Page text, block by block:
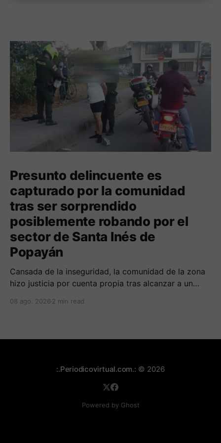
Presunto delincuente es
capturado por la comunidad
tras ser sorprendido
posiblemente robando por el
sector de Santa Inés de
Popayán
Cansada de la inseguridad, la comunidad de la zona
hizo justicia por cuenta propia tras alcanzar a un
comuna cuatro. La gente pedía que lo incineraran,
08 ago. 2026 2 min read
:.Periodicovirtual.com.: © 2026
Powered by Ghost